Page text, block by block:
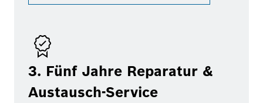
3. Fünf Jahre Reparatur &
Austausch-Service